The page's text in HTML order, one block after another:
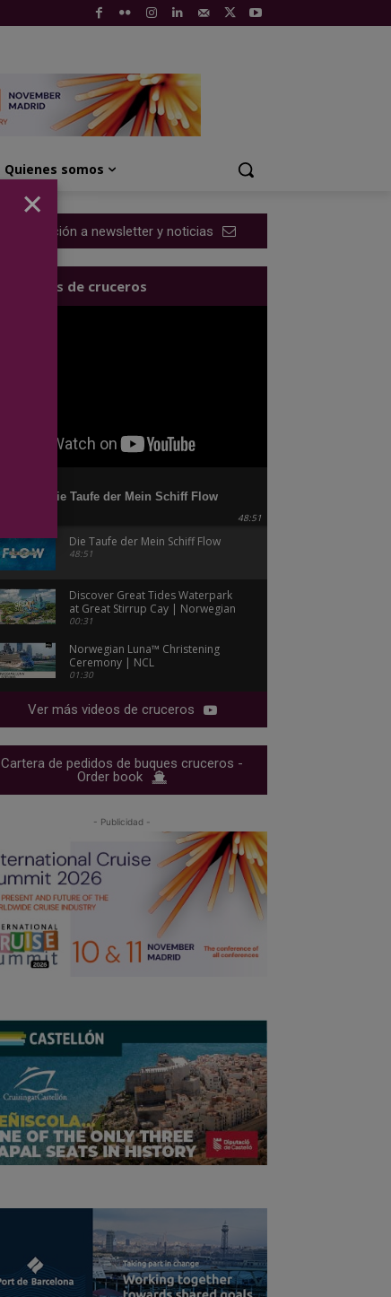
Quienes somos
Suscripción a newsletter y noticias
Los videos de cruceros
Die Taufe der Mein Schiff Flow
48:51
Die Taufe der Mein Schiff Flow
48:51
Discover Great Tides Waterpark
at Great Stirrup Cay | Norwegian
Cruise Line
00:31
Norwegian Luna™ Christening
Ceremony | NCL
01:30
Ver más videos de cruceros
Cartera de pedidos de buques cruceros -
Order book
- Publicidad -
×